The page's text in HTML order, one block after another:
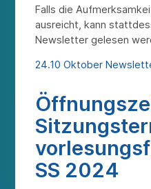
Falls die
ausreicht, kann
Newsletter gelesen
24.10 Oktober
SS 2024